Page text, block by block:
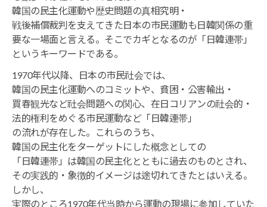
韓国の民主化運動や歴史問題の真相究明・
戦後補償裁判を支えてきた日本の市民運動も日韓関係の重
要な一場面と言える。そこでカギとなるのが「日韓連帯」
というキーワードである。
1970年代以降、日本の市民社会では、
韓国の民主化運動へのコミットや、貧困・公害輸出・
買春観光など社会問題への関心、在日コリアンの社会的・
法的権利をめぐる市民運動など「日韓連帯」
の流れが存在した。これらのうち、
韓国の民主化をターゲットにした概念としての
「日韓連帯」は韓国の民主化とともに過去のものとされ、
その実践的・象徴的イメージは途切れてきたとはいえる。
しかし、
実際のところ1970年代当時から運動の現場に参加していた